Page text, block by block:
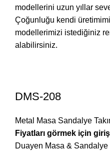
modellerini uzun yıllar
Çoğunluğu kendi
modellerimizi istediğiniz
alabilirsiniz.
DMS-208
Metal Masa Sandalye
Fiyatları görmek için
Duayen Masa &